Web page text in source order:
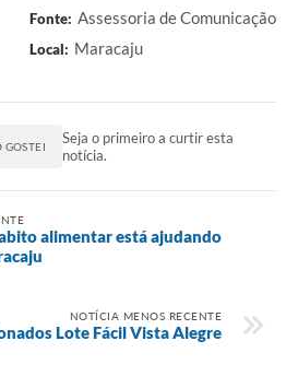
Fonte: Assessoria de Comunicação
Local: Maracaju
GOSTEI
Seja o primeiro a curtir esta
notícia.
alimentar está ajudando
NOTÍCIA MENOS RECENTE
Lote Fácil Vista Alegre